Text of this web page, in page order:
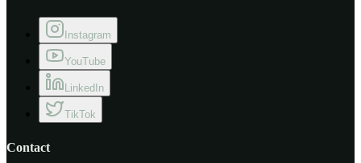
Tastatură LOGITECH MX Keys S
Instagram
YouTube
LinkedIn
TikTok
Contact